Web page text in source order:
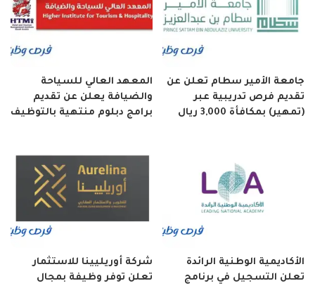
جامعة الأمير سطام تعلن عن
تقديم فرص تدريبية عبر
(تمهير) بمكافأة 3,000 ريال
المعهد العالي للسياحة
والضيافة يعلن عن تقديم
برامج دبلوم منتهية بالتوظيف
الأكاديمية الوطنية الرائدة
تعلن التسجيل في برنامج
شركة أوريليينا للاستثمار
تعلن توفر وظيفة بمجال